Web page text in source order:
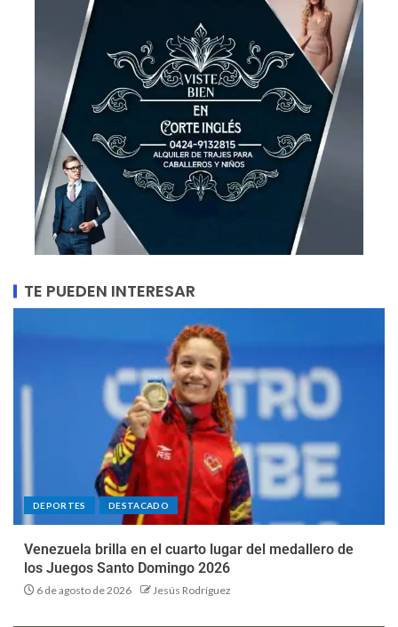
TE PUEDEN INTERESAR
DEPORTES DESTACADO
Venezuela brilla en el cuarto lugar del medallero de
los Juegos Santo Domingo 2026
6 de agosto de 2026 Jesús Rodríguez